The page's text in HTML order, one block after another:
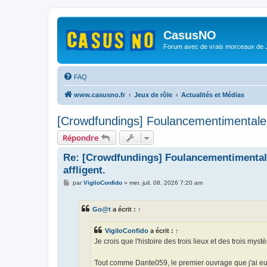
CasusNO
Forum avec de vrais morceaux de
FAQ
www.casusno.fr Jeux de rôle Actualités et Médias
[Crowdfundings]
Répondre
Re: [Crowdfundings]
affligent.
MparVigiloConfido» mer. juil. 08, 2026 7:20 am
Go@t a écrit : ↑
VigiloConfido a écrit : ↑
Je crois que l'histoire des trois lieux et des trois
Tout comme Dante059, le premier ouvrage que j'ai